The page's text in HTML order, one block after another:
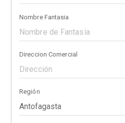
Nombre Fantasia
Direccion Comercial
Región